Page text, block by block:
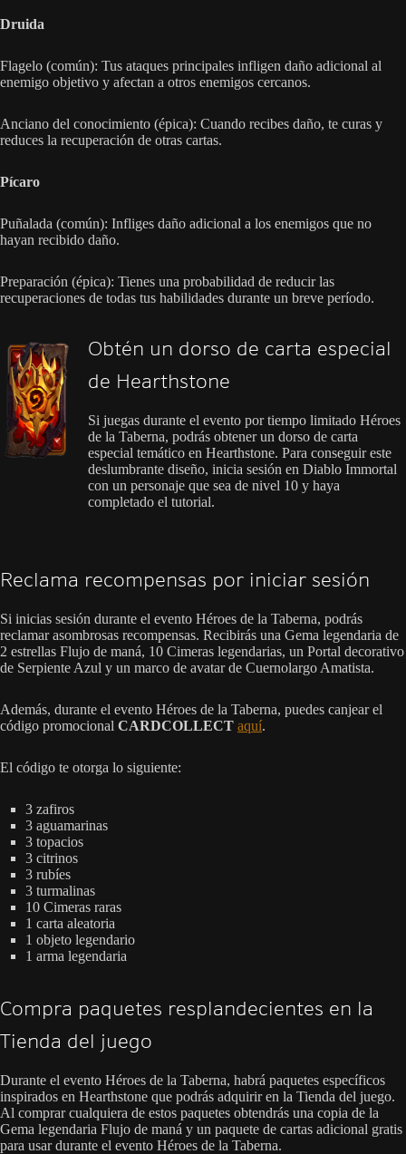
Druida
Flagelo (común): Tus ataques principales infligen daño adicional al
enemigo objetivo y afectan a otros enemigos cercanos.
Anciano del conocimiento (épica): Cuando recibes daño, te curas y
reduces la recuperación de otras cartas.
Pícaro
Puñalada (común): Infliges daño adicional a los enemigos que no
hayan recibido daño.
Preparación (épica): Tienes una probabilidad de reducir las
recuperaciones de todas tus habilidades durante un breve período.
Obtén un dorso de carta especial
de Hearthstone
Si juegas durante el evento por tiempo limitado Héroes
de la Taberna, podrás obtener un dorso de carta
especial temático en Hearthstone. Para conseguir este
deslumbrante diseño, inicia sesión en Diablo Immortal
con un personaje que sea de nivel 10 y haya
completado el tutorial.
Reclama recompensas por iniciar sesión
Si inicias sesión durante el evento Héroes de la Taberna, podrás
reclamar asombrosas recompensas. Recibirás una Gema legendaria de
2 estrellas Flujo de maná, 10 Cimeras legendarias, un Portal decorativo
de Serpiente Azul y un marco de avatar de Cuernolargo Amatista.
Además, durante el evento Héroes de la Taberna, puedes canjear el
código promocional CARDCOLLECT aquí.
El código te otorga lo siguiente:
3 zafiros
3 aguamarinas
3 topacios
3 citrinos
3 rubíes
3 turmalinas
10 Cimeras raras
1 carta aleatoria
1 objeto legendario
1 arma legendaria
Compra paquetes resplandecientes en la
Tienda del juego
Durante el evento Héroes de la Taberna, habrá paquetes específicos
inspirados en Hearthstone que podrás adquirir en la Tienda del juego.
Al comprar cualquiera de estos paquetes obtendrás una copia de la
Gema legendaria Flujo de maná y un paquete de cartas adicional gratis
para usar durante el evento Héroes de la Taberna.